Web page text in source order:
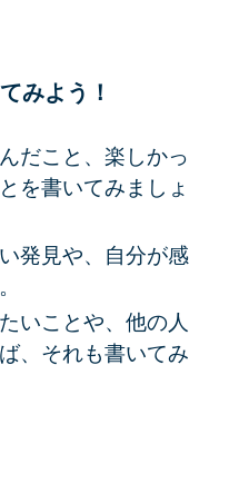
みよう！
だこと、楽しかっ
を書いてみましょ
発見や、自分が感
いことや、他の人
、それも書いてみ